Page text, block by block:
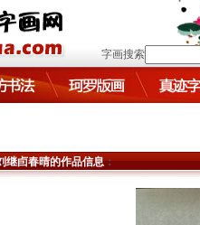
字画搜索
继卣春晴的作品信息：